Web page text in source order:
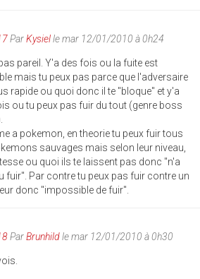
ParKysielle mar 12/01/2010 à 0h24
pareil. Y'a des fois ou la fuite est
mais tu peux pas parce que l'adversaire
rapide ou quoi donc il te "bloque" et y'a
ou tu peux pas fuir du tout (genre boss
a pokemon, en theorie tu peux fuir tous
sauvages mais selon leur niveau,
ou quoi ils te laissent pas donc "n'a
fuir". Par contre tu peux pas fuir contre un
donc "impossible de fuir".
ParBrunhildle mar 12/01/2010 à 0h30